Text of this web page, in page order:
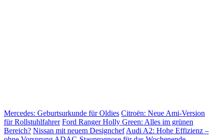
Mercedes: Geburtsurkunde für Oldies Citroën: Neue Ami-Version
für Rollstuhlfahrer Ford Ranger Holly Green: Alles im grünen
Bereich? Nissan mit neuem Designchef Audi A2: Hohe Effizienz –